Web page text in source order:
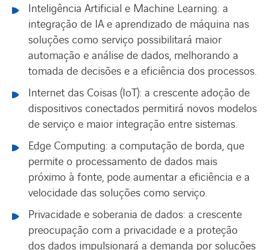
Inteligência Artificial e Machine Learning: a
integração de IA e aprendizado de máquina nas
soluções como serviço possibilitará maior
automação e análise de dados, melhorando a
tomada de decisões e a eficiência dos processos.
Internet das Coisas (IoT): a crescente adoção de
dispositivos conectados permitirá novos modelos
de serviço e maior integração entre sistemas.
Edge Computing: a computação de borda, que
permite o processamento de dados mais
próximo à fonte, pode aumentar a eficiência e a
velocidade das soluções como serviço.
Privacidade e soberania de dados: a crescente
preocupação com a privacidade e a proteção
dos dados impulsionará a demanda por soluções